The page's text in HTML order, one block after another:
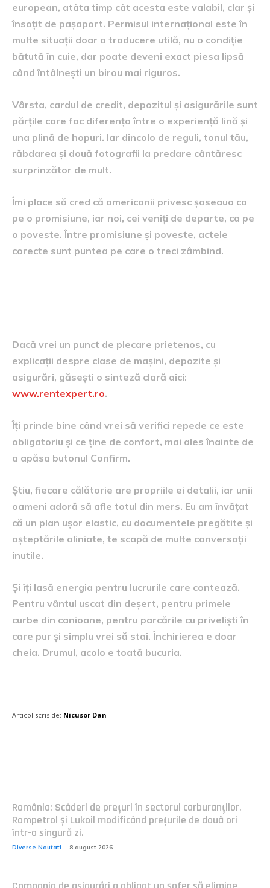
european, atâta timp cât acesta este valabil, clar și
însoțit de pașaport. Permisul internațional este în
multe situații doar o traducere utilă, nu o condiție
bătută în cuie, dar poate deveni exact piesa lipsă
când întâlnești un birou mai riguros.
Vârsta, cardul de credit, depozitul și asigurările sunt
părțile care fac diferența între o experiență lină și
una plină de hopuri. Iar dincolo de reguli, tonul tău,
răbdarea și două fotografii la predare cântăresc
surprinzător de mult.
Îmi place să cred că americanii privesc șoseaua ca
pe o promisiune, iar noi, cei veniți de departe, ca pe
o poveste. Între promisiune și poveste, actele
corecte sunt puntea pe care o treci zâmbind.
Dacă vrei un punct de plecare prietenos, cu
explicații despre clase de mașini, depozite și
asigurări, găsești o sinteză clară aici:
www.rentexpert.ro.
Îți prinde bine când vrei să verifici repede ce este
obligatoriu și ce ține de confort, mai ales înainte de
a apăsa butonul Confirm.
Știu, fiecare călătorie are propriile ei detalii, iar unii
oameni adoră să afle totul din mers. Eu am învățat
că un plan ușor elastic, cu documentele pregătite și
așteptările aliniate, te scapă de multe conversații
inutile.
Și îți lasă energia pentru lucrurile care contează.
Pentru vântul uscat din deșert, pentru primele
curbe din canioane, pentru parcările cu priveliști în
care pur și simplu vrei să stai. Închirierea e doar
cheia. Drumul, acolo e toată bucuria.
Articol scris de: Nicusor Dan
România: Scăderi de prețuri în sectorul carburanților,
Rompetrol și Lukoil modificând prețurile de două ori
într-o singură zi.
Diverse Noutati 8 august 2026